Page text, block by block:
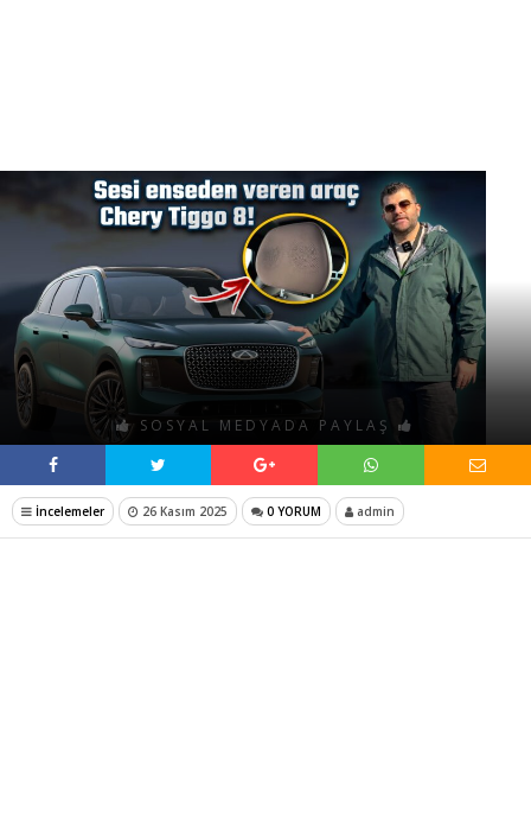
SOSYAL MEDYADA PAYLAŞ
İncelemeler 26 Kasım 2025 0 YORUM admin